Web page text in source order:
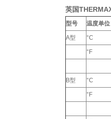
英国
型号 温度单位
A型 °C
°F
B型 °C
°F